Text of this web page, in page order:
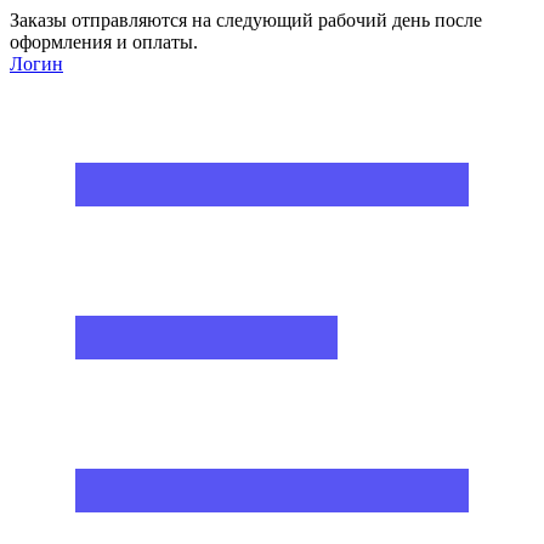
Заказы отправляются на следующий рабочий день после
оформления и оплаты.
Логин